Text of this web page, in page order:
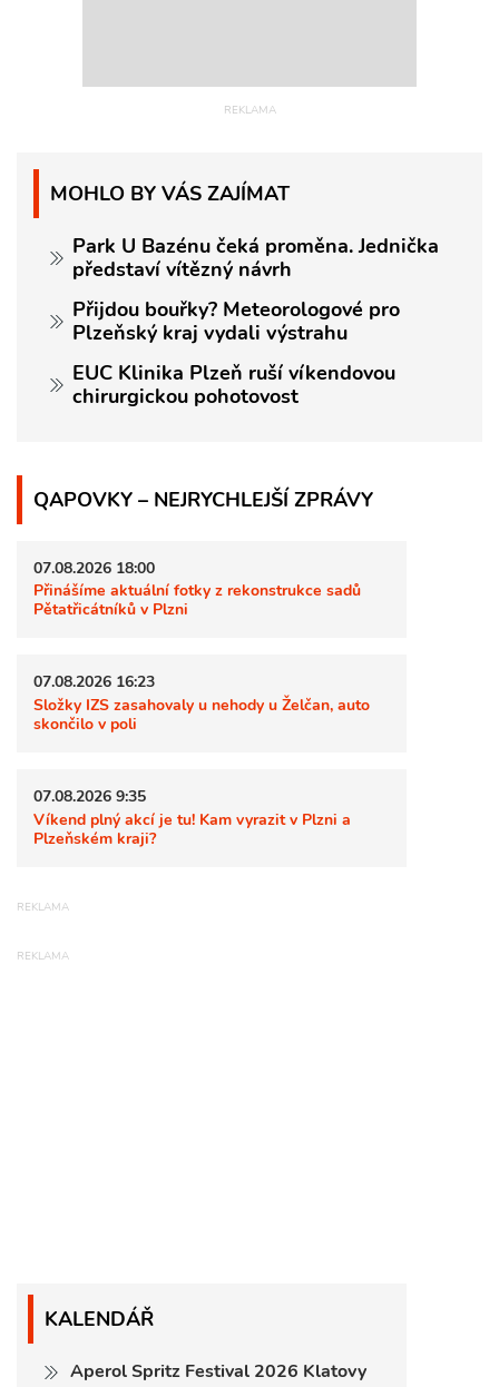
MOHLO BY VÁS ZAJÍMAT
Park U Bazénu čeká proměna. Jednička
představí vítězný návrh
Přijdou bouřky? Meteorologové pro
Plzeňský kraj vydali výstrahu
EUC Klinika Plzeň ruší víkendovou
chirurgickou pohotovost
QAPOVKY – NEJRYCHLEJŠÍ ZPRÁVY
07.08.2026 18:00
Přinášíme aktuální fotky z rekonstrukce sadů
Pětatřicátníků v Plzni
07.08.2026 16:23
Složky IZS zasahovaly u nehody u Želčan, auto
skončilo v poli
07.08.2026 9:35
Víkend plný akcí je tu! Kam vyrazit v Plzni a
Plzeňském kraji?
KALENDÁŘ
Aperol Spritz Festival 2026 Klatovy